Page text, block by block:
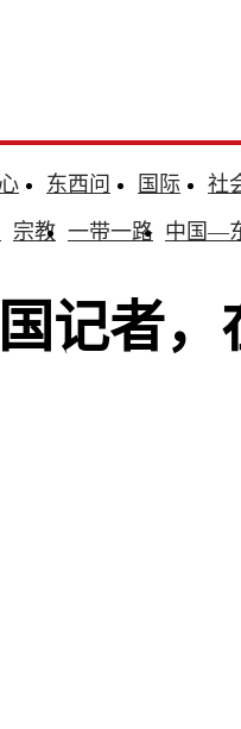
东西问 国际
社
宗教 一带一路 中国—
记者